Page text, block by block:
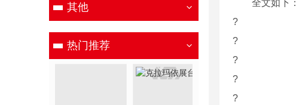
其他
热门推荐
全文如下：
?
?
?
?
?